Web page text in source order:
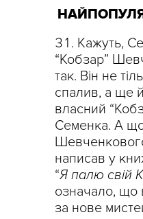
Кажуть,
“Кобзар”
так. Він не
спалив, а ще
власний
Семенка. А
написав у
“Я палю свій
означало, що
за нове